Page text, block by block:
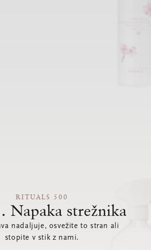
RITUALS 500
strežnika
nadaljuje, osvežite to stran ali
stopite v stik z nami.